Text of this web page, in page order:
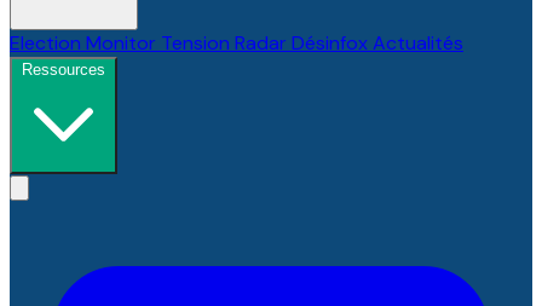
Election Monitor Tension Radar DésinfoxActualités
Ressources